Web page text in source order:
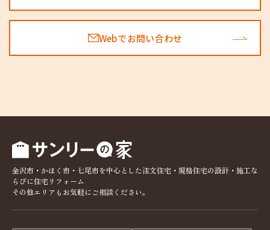
Webでお問い合わせ
金沢市・かほく市・七尾市を中心とした注文住宅・規格住宅の設計・施工な
らびに住宅リフォーム
その他エリアもお気軽にご相談ください。